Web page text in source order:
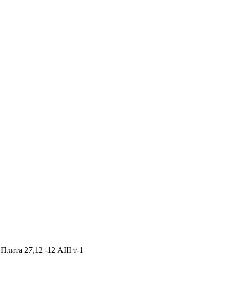
Плита 27,12 -12 AIII т-1